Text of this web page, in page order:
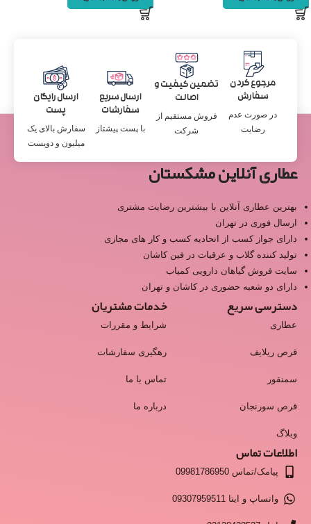
مرجوع کردن
سفارش
در صورت عدم
رضایت
تضمین کیفیت و
اصالت
فروش مستقیم از
شرکت
ارسال سریع
سفارشات
با پست پیشتاز
ارسال رایگان
پست
سفارش بالای یک
میلیون و دویست
عطاری آنلاین مشکستان
بهترین عطاری آنلاین با بیشترین رضایت مشتری
ارسال فوری در تهران
دارای جواز کسب از اتحادیه کسب و کار های مجازی
تولید کننده گلاب و عرقیات در فین کاشان
سایت فروش گیاهان دارویی کمیاب
دارای دو شعبه حضوری در کاشان و تهران
دسترسی سریع
عطاری
قرص ریلایف
سمنقور
قرص سورنجان
وبلاگ
خدمات مشتریان
شرایط و مقررات
رهگیری سفارشات
تماس با ما
درباره ما
اطلاعات تماس
پیامک/تماس 09981786950
واتساپ و ایتا 09307959511